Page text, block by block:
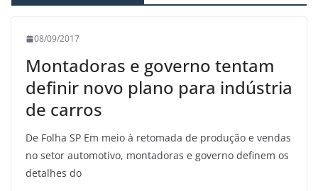
08/09/2017
Montadoras e governo tentam
definir novo plano para indústria
de carros
De Folha SP Em meio à retomada de produção e vendas
no setor automotivo, montadoras e governo definem os
detalhes do